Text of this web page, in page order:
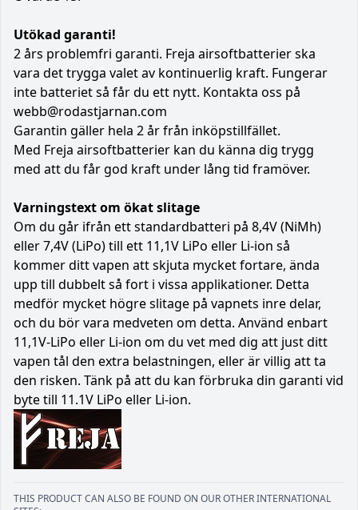
Utökad garanti!
2 års problemfri garanti. Freja airsoftbatterier ska
vara det trygga valet av kontinuerlig kraft. Fungerar
inte batteriet så får du ett nytt. Kontakta oss på
webb@rodastjarnan.com
Garantin gäller hela 2 år från inköpstillfället.
Med Freja airsoftbatterier kan du känna dig trygg
med att du får god kraft under lång tid framöver.
Varningstext om ökat slitage
Om du går ifrån ett standardbatteri på 8,4V (NiMh)
eller 7,4V (LiPo) till ett 11,1V LiPo eller Li-ion så
kommer ditt vapen att skjuta mycket fortare, ända
upp till dubbelt så fort i vissa applikationer. Detta
medför mycket högre slitage på vapnets inre delar,
och du bör vara medveten om detta. Använd enbart
11,1V-LiPo eller Li-ion om du vet med dig att just ditt
vapen tål den extra belastningen, eller är villig att ta
den risken. Tänk på att du kan förbruka din garanti vid
byte till 11.1V LiPo eller Li-ion.
THIS PRODUCT CAN ALSO BE FOUND ON OUR OTHER INTERNATIONAL